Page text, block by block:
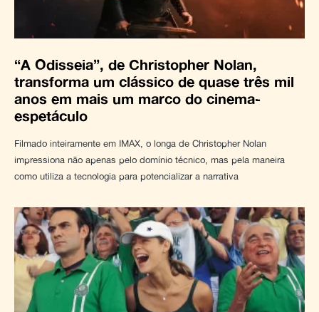
“A Odisseia”, de Christopher Nolan,
transforma um clássico de quase três mil
anos em mais um marco do cinema-
espetáculo
Filmado inteiramente em IMAX, o longa de Christopher Nolan
impressiona não apenas pelo domínio técnico, mas pela maneira
como utiliza a tecnologia para potencializar a narrativa